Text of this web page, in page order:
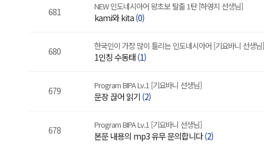
681 NEW 인도네시아어 왕초보 탈출 1탄 [하영지 선생님]
kami와 kita (0)
680 한국인이 가장 많이 틀리는 인도네시아어 [기요바니 선생님]
1인칭 수동태 (1)
679 Program BIPA Lv.1 [기요바니 선생님]
문장 끊어 읽기 (2)
678 Program BIPA Lv.1 [기요바니 선생님]
본문 내용의 mp3 유무 문의합니다(2)